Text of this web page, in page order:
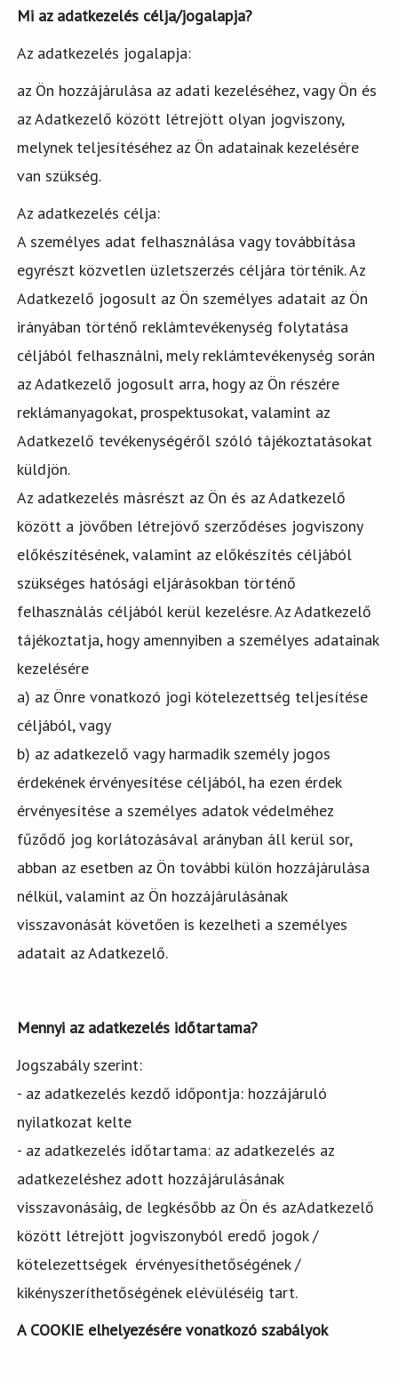
Mi az adatkezelés célja/jogalapja?
Az adatkezelés jogalapja:
az Ön hozzájárulása az adati kezeléséhez, vagy Ön és
az Adatkezelő között létrejött olyan jogviszony,
melynek teljesítéséhez az Ön adatainak kezelésére
van szükség.
Az adatkezelés célja:
A személyes adat felhasználása vagy továbbítása
egyrészt közvetlen üzletszerzés céljára történik. Az
Adatkezelő jogosult az Ön személyes adatait az Ön
irányában történő reklámtevékenység folytatása
céljából felhasználni, mely reklámtevékenység során
az Adatkezelő jogosult arra, hogy az Ön részére
reklámanyagokat, prospektusokat, valamint az
Adatkezelő tevékenységéről szóló tájékoztatásokat
küldjön.
Az adatkezelés másrészt az Ön és az Adatkezelő
között a jövőben létrejövő szerződéses jogviszony
előkészítésének, valamint az előkészítés céljából
szükséges hatósági eljárásokban történő
felhasználás céljából kerül kezelésre. Az Adatkezelő
tájékoztatja, hogy amennyiben a személyes adatainak
kezelésére
a) az Önre vonatkozó jogi kötelezettség teljesítése
céljából, vagy
b) az adatkezelő vagy harmadik személy jogos
érdekének érvényesítése céljából, ha ezen érdek
érvényesítése a személyes adatok védelméhez
fűződő jog korlátozásával arányban áll kerül sor,
abban az esetben az Ön további külön hozzájárulása
nélkül, valamint az Ön hozzájárulásának
visszavonását követően is kezelheti a személyes
adatait az Adatkezelő.
Mennyi az adatkezelés időtartama?
Jogszabály szerint:
- az adatkezelés kezdő időpontja: hozzájáruló
nyilatkozat kelte
- az adatkezelés időtartama: az adatkezelés az
adatkezeléshez adott hozzájárulásának
visszavonásáig, de legkésőbb az Ön és azAdatkezelő
között létrejött jogviszonyból eredő jogok /
kötelezettségek érvényesíthetőségének /
kikényszeríthetőségének elévüléséig tart.
A COOKIE elhelyezésére vonatkozó szabályok